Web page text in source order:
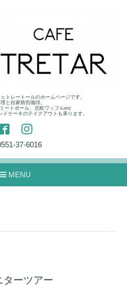
トレートールのホームページです。
と自家焙煎珈琲。
ートボール、北欧ワッフルetc
ドケーキのテイクアウトも承ります。
37-6016
MENU
ターツアー